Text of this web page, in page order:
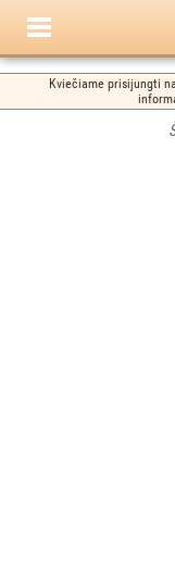
Kviečiame prisijungti